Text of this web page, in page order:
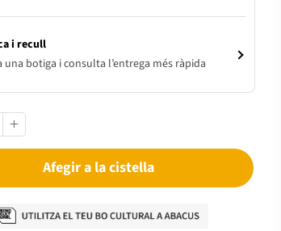
i recull
una botiga i consulta l’entrega més ràpida
Afegir a la cistella